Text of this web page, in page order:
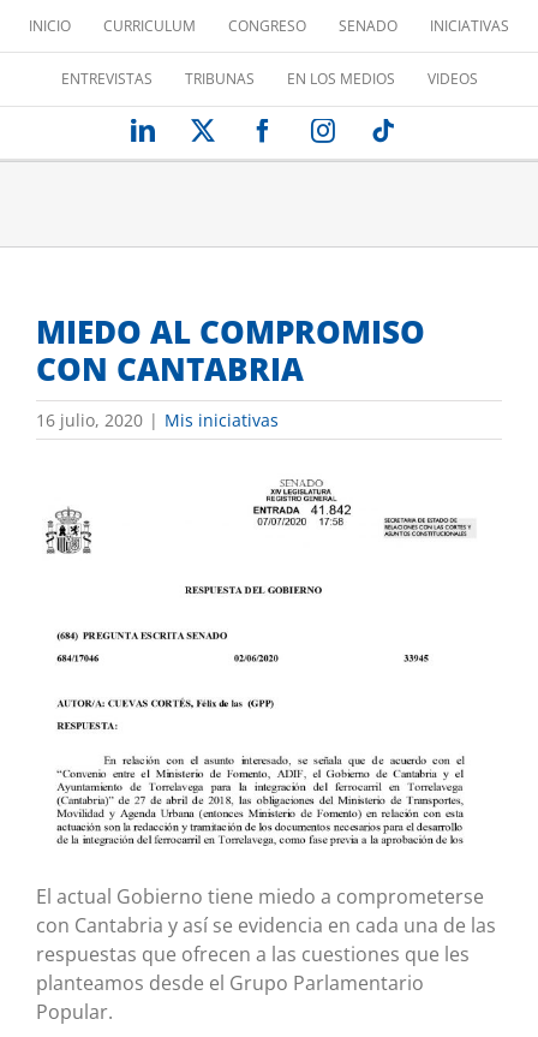
contenido
INICIO CURRICULUM CONGRESO SENADO INICIATIVAS
ENTREVISTAS TRIBUNAS EN LOS MEDIOS VIDEOS
LinkedIn FacebookInstagram
MIEDO AL COMPROMISO
CON CANTABRIA
16 julio, 2020 | Mis iniciativas
imagen
más
El actual Gobierno tiene miedo a comprometerse
con Cantabria y así se evidencia en cada una de las
respuestas que ofrecen a las cuestiones que les
planteamos desde el Grupo Parlamentario
Popular.